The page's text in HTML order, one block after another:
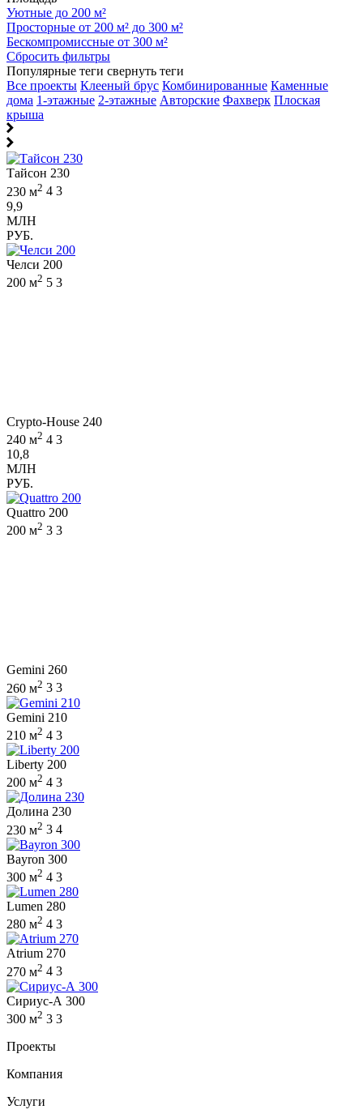
Уютные до 200 м²
Просторные от 200 м² до 300 м²
Бескомпромиссные от 300 м²
Сбросить фильтры
Популярные теги свернуть теги
Все проекты Клееный брус Комбинированные Каменные
дома 1-этажные 2-этажные Авторские Фахверк Плоская
крыша
Тайсон 230
230 м2 4 3
9,9
МЛН
РУБ.
Челси 200
200 м2 5 3
Crypto-House 240
240 м2 4 3
10,8
МЛН
РУБ.
Quattro 200
200 м2 3 3
Gemini 260
260 м2 3 3
Gemini 210
210 м2 4 3
Liberty 200
200 м2 4 3
Долина 230
230 м2 3 4
Bayron 300
300 м2 4 3
Lumen 280
280 м2 4 3
Atrium 270
270 м2 4 3
Сириус-А 300
300 м2 3 3
Проекты
Компания
Услуги